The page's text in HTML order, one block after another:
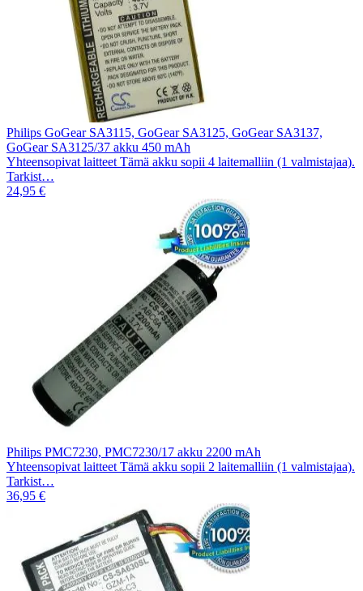
Philips GoGear SA3115, GoGear SA3125, GoGear SA3137,
GoGear SA3125/37 akku 450 mAh
Yhteensopivat laitteet Tämä akku sopii 4 laitemalliin (1 valmistajaa).
Tarkist…
24,95 €
Philips PMC7230, PMC7230/17 akku 2200 mAh
Yhteensopivat laitteet Tämä akku sopii 2 laitemalliin (1 valmistajaa).
Tarkist…
36,95 €